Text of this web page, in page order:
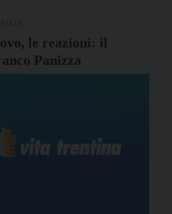
le reazioni: il
Panizza